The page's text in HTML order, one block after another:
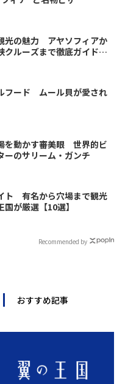
光の魅力 アヤソフィアか
クルーズまで徹底ガイド
フード ムール貝が愛され
を動かす審美眼 世界的ビ
ーのサリーム・ガンチ
ト 有名から穴場まで観光
が厳選【10選】
Recommended by
おすすめ記事